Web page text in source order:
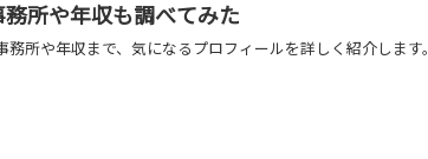
所や年収も調べてみた
所や年収まで、気になるプロフィールを詳しく紹介します。